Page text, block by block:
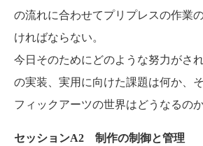
の流れに合わせてプリプレスの作業
ければならない。
今日そのためにどのような努力がさ
の実装、実用に向けた課題は何か、
フィックアーツの世界はどうなるの
セッションA2 制作の制御と管理